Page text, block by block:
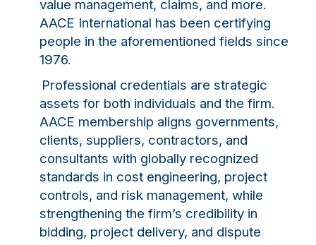
value management, claims, and more.
AACE International has been certifying
people in the aforementioned fields since
1976.
Professional credentials are strategic
assets for both individuals and the firm.
AACE membership aligns governments,
clients, suppliers, contractors, and
consultants with globally recognized
standards in cost engineering, project
controls, and risk management, while
strengthening the firm’s credibility in
bidding, project delivery, and dispute